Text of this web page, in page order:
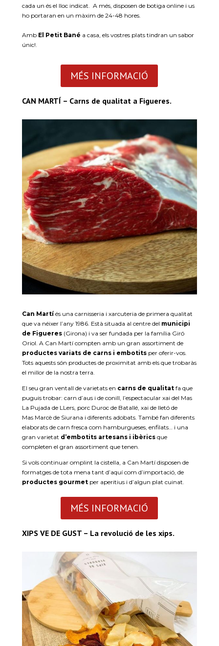
cada un és el lloc indicat. A més, disposen de botiga online i us
ho portaran en un màxim de 24-48 hores.
Amb El Petit Bané a casa, els vostres plats tindran un sabor
únic!.
MÉS INFORMACIÓ
CAN MARTÍ – Carns de qualitat a Figueres.
Can Martíés una carnisseria i xarcuteria de primera qualitat
que va néixer l’any 1986. Està situada al centre del municipi
de Figueres(Girona) i va ser fundada per la família Giró
Oriol. A Can Martí compten amb un gran assortiment de
productes variats de carns i embotitsper oferir-vos.
Tots aquests són productes de proximitat amb els que trobaràs
el millor de la nostra terra.
El seu gran ventall de varietats en carns de qualitatfa que
puguis trobar: carn d’aus i de conill, l’espectacular xai del Mas
La Pujada de LLers, porc Durocde Batallé, xai de lletó de
Mas Marcède Siurana i diferents adobats. També fan diferents
elaborats de carn fresca com hamburgueses, enfilats… i una
gran varietat d’embotits artesans i ibèricsque
completen el gran assortiment que tenen.
Si vols continuar omplint la cistella, a Can Martí disposen de
formatges de tota mena tant d’aquí com d’importació, de
productes gourmetper aperitius i d’algun plat cuinat.
MÉS INFORMACIÓ
XIPS VE DE GUST – La revolució de les xips.